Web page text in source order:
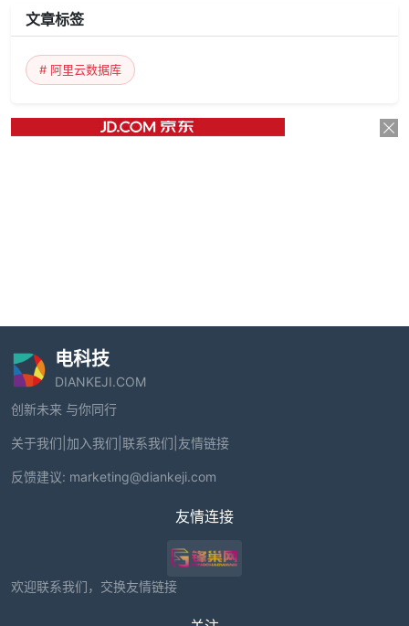
文章标签
# 阿里云数据库
电科技
DIANKEJI.COM
创新未来 与你同行
关于我们 加入我们 联系我们 友情链接
反馈建议: marketing@diankeji.com
友情连接
欢迎联系我们，交换友情链接